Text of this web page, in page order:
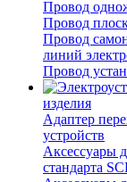
Провод
Провод
Провод
линий
Провод
изделия
Адаптер
устройств
Аксессуары
стандарта